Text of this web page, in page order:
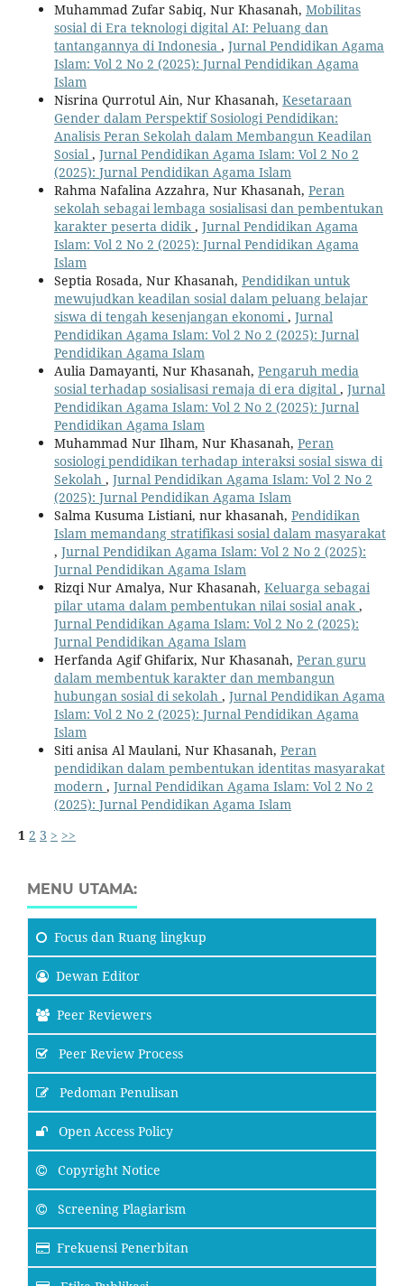
Muhammad Zufar Sabiq, Nur Khasanah, Mobilitas
sosial di Era teknologi digital AI: Peluang dan
tantangannya di Indonesia , Jurnal Pendidikan Agama
Islam: Vol 2 No 2 (2025): Jurnal Pendidikan Agama
Islam
Nisrina Qurrotul Ain, Nur Khasanah, Kesetaraan
Gender dalam Perspektif Sosiologi Pendidikan:
Analisis Peran Sekolah dalam Membangun Keadilan
Sosial , Jurnal Pendidikan Agama Islam: Vol 2 No 2
(2025): Jurnal Pendidikan Agama Islam
Rahma Nafalina Azzahra, Nur Khasanah, Peran
sekolah sebagai lembaga sosialisasi dan pembentukan
karakter peserta didik , Jurnal Pendidikan Agama
Islam: Vol 2 No 2 (2025): Jurnal Pendidikan Agama
Islam
Septia Rosada, Nur Khasanah, Pendidikan untuk
mewujudkan keadilan sosial dalam peluang belajar
siswa di tengah kesenjangan ekonomi, Jurnal
Pendidikan Agama Islam: Vol 2 No 2 (2025): Jurnal
Pendidikan Agama Islam
Aulia Damayanti, Nur Khasanah, Pengaruh media
sosial terhadap sosialisasi remaja di era digital , Jurnal
Pendidikan Agama Islam: Vol 2 No 2 (2025): Jurnal
Pendidikan Agama Islam
Muhammad Nur Ilham, Nur Khasanah, Peran
sosiologi pendidikan terhadap interaksi sosial siswa di
Sekolah , Jurnal Pendidikan Agama Islam: Vol 2 No 2
(2025): Jurnal Pendidikan Agama Islam
Salma Kusuma Listiani, nur khasanah, Pendidikan
Islam memandang stratifikasi sosial dalam masyarakat
, Jurnal Pendidikan Agama Islam: Vol 2 No 2 (2025):
Jurnal Pendidikan Agama Islam
Rizqi Nur Amalya, Nur Khasanah, Keluarga sebagai
pilar utama dalam pembentukan nilai sosial anak ,
Jurnal Pendidikan Agama Islam: Vol 2 No 2 (2025):
Jurnal Pendidikan Agama Islam
Herfanda Agif Ghifarix, Nur Khasanah, Peran guru
dalam membentuk karakter dan membangun
hubungan sosial di sekolah , Jurnal Pendidikan Agama
Islam: Vol 2 No 2 (2025): Jurnal Pendidikan Agama
Islam
Siti anisa Al Maulani, Nur Khasanah, Peran
pendidikan dalam pembentukan identitas masyarakat
modern , Jurnal Pendidikan Agama Islam: Vol 2 No 2
(2025): Jurnal Pendidikan Agama Islam
1 2 3 > >>
MENU UTAMA:
Focus dan Ruang lingkup
Dewan Editor
Peer Reviewers
Peer Review Process
Pedoman Penulisan
Open Access Policy
Copyright Notice
Screening Plagiarism
Frekuensi Penerbitan